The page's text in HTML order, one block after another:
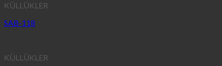
KÜLLÜKLER
SAB-118
KÜLLÜKLER